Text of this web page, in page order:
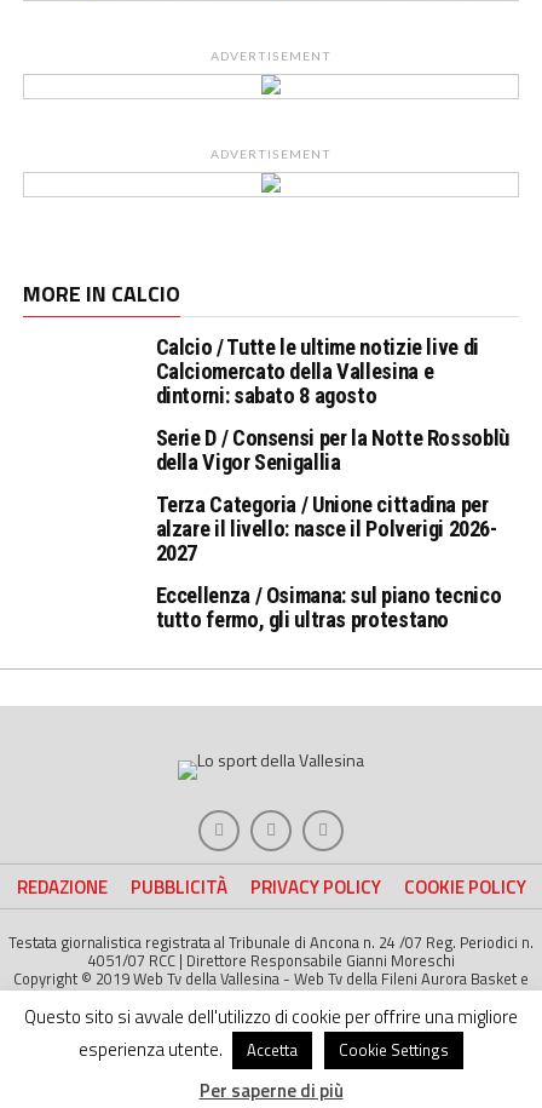
ADVERTISEMENT
ADVERTISEMENT
MORE IN CALCIO
Calcio / Tutte le ultime notizie live di
Calciomercato della Vallesina e
dintorni: sabato 8 agosto
Serie D / Consensi per la Notte Rossoblù
della Vigor Senigallia
Terza Categoria / Unione cittadina per
alzare il livello: nasce il Polverigi 2026-
2027
Eccellenza / Osimana: sul piano tecnico
tutto fermo, gli ultras protestano
REDAZIONE PUBBLICITÀ PRIVACY POLICY COOKIE POLICY
Testata giornalistica registrata al Tribunale di Ancona n. 24 /07 Reg. Periodici n.
4051/07 RCC | Direttore Responsabile Gianni Moreschi
Copyright © 2019 Web Tv della Vallesina - Web Tv della Fileni Aurora Basket e
della Jesina Calcio. All right Reserved | Project byLife Color
Questo sito si avvale dell'utilizzo di cookie per offrire una migliore
esperienza utente.
Accetta Cookie Settings
Per saperne di più